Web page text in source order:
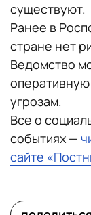
существуют.
Ранее в
стране нет
Ведомство
угрозам.
Все о
событиях —
сайте